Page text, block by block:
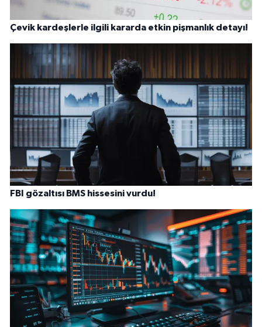
Çevik kardeşlerle ilgili kararda etkin pişmanlık detayı!
FBI gözaltısı BMS hissesini vurdu!